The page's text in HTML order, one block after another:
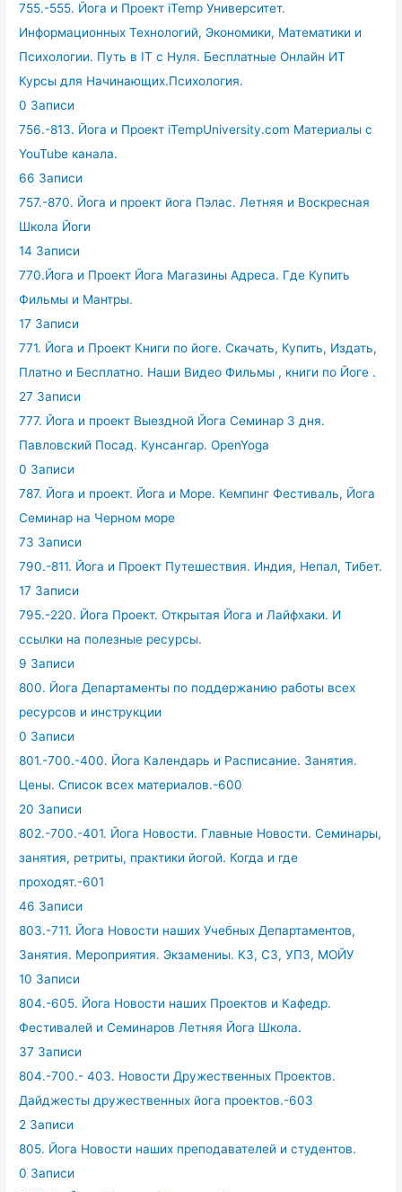
755.-555. Йога и Проект iTemp Университет.
Информационных Технологий, Экономики, Математики и
Психологии. Путь в IT с Нуля. Бесплатные Онлайн ИТ
Курсы для Начинающих.Психология.
0 Записи
756.-813. Йога и Проект iTempUniversity.com Материалы с
YouTube канала.
66 Записи
757.-870. Йога и проект йога Пэлас. Летняя и Воскресная
Школа Йоги
14 Записи
770.Йога и Проект Йога Магазины Адреса. Где Купить
Фильмы и Мантры.
17 Записи
771. Йога и Проект Книги по йоге. Скачать, Купить, Издать,
Платно и Бесплатно. Наши Видео Фильмы , книги по Йоге .
27 Записи
777. Йога и проект Выездной Йога Семинар 3 дня.
Павловский Посад. Кунсангар. OpenYoga
0 Записи
787. Йога и проект. Йога и Море. Кемпинг Фестиваль, Йога
Семинар на Черном море
73 Записи
790.-811. Йога и Проект Путешествия. Индия, Непал, Тибет.
17 Записи
795.-220. Йога Проект. Открытая Йога и Лайфхаки. И
ссылки на полезные ресурсы.
9 Записи
800. Йога Департаменты по поддержанию работы всех
ресурсов и инструкции
0 Записи
801.-700.-400. Йога Календарь и Расписание. Занятия.
Цены. Список всех материалов.-600
20 Записи
802.-700.-401. Йога Новости. Главные Новости. Семинары,
занятия, ретриты, практики йогой. Когда и где
проходят.-601
46 Записи
803.-711. Йога Новости наших Учебных Департаментов,
Занятия. Мероприятия. Экзамениы. КЗ, СЗ, УПЗ, МОЙУ
10 Записи
804.-605. Йога Новости наших Проектов и Кафедр.
Фестивалей и Семинаров Летняя Йога Школа.
37 Записи
804.-700.- 403. Новости Дружественных Проектов.
Дайджесты дружественных йога проектов.-603
2 Записи
805. Йога Новости наших преподавателей и студентов.
0 Записи